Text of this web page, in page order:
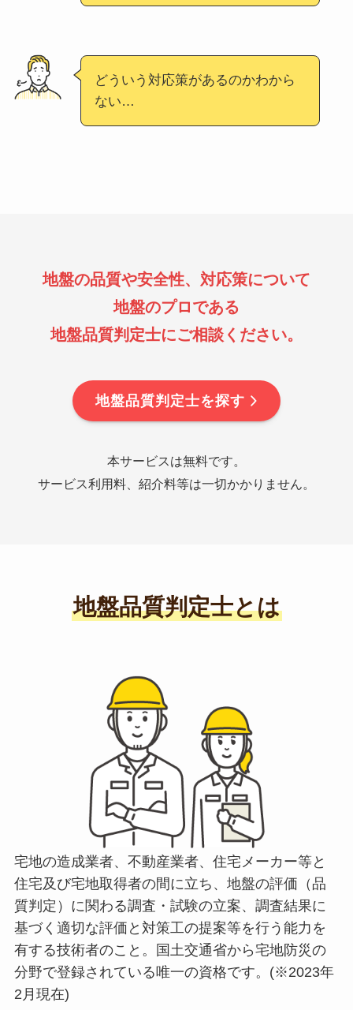
どういう対応策があるのかわから
ない…
地盤の品質や安全性、対応策について
地盤のプロである
地盤品質判定士にご相談ください。
地盤品質判定士を探す
本サービスは無料です。
サービス利用料、紹介料等は一切かかりません。
地盤品質判定士とは
宅地の造成業者、不動産業者、住宅メーカー等と
住宅及び宅地取得者の間に立ち、地盤の評価（品
質判定）に関わる調査・試験の立案、調査結果に
基づく適切な評価と対策工の提案等を行う能力を
有する技術者のこと。国土交通省から宅地防災の
分野で登録されている唯一の資格です。(※2023年
2月現在)